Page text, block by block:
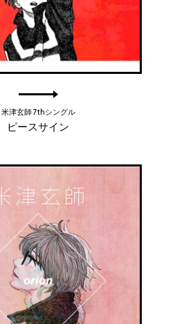
米津玄師 7thシングル
ピースサイン